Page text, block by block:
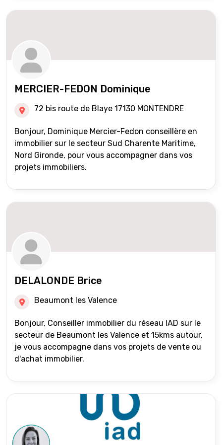
MERCIER-FEDON Dominique
72 bis route de Blaye 17130 MONTENDRE
Bonjour, Dominique Mercier-Fedon conseillère en
immobilier sur le secteur Sud Charente Maritime,
Nord Gironde, pour vous accompagner dans vos
projets immobiliers.
DELALONDE Brice
Beaumont les Valence
Bonjour, Conseiller immobilier du réseau IAD sur le
secteur de Beaumont les Valence et 15kms autour,
je vous accompagne dans vos projets de vente ou
d'achat immobilier.